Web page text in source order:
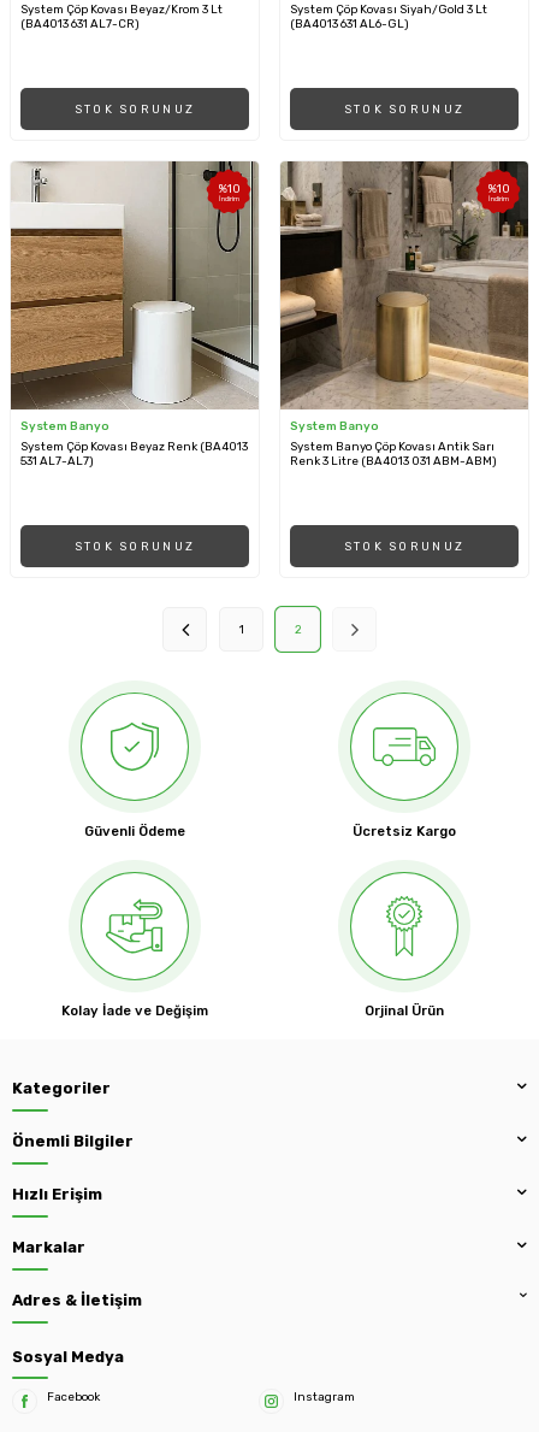
System Çöp Kovası Beyaz/Krom 3 Lt
(BA4013 631 AL7-CR)
STOK SORUNUZ
System Çöp Kovası Siyah/Gold 3 Lt
(BA4013 631 AL6-GL)
STOK SORUNUZ
%10
İndirim
System Banyo
System Çöp Kovası Beyaz Renk (BA4013
531 AL7-AL7)
STOK SORUNUZ
%10
İndirim
System Banyo
System Banyo Çöp Kovası Antik Sarı
Renk 3 Litre (BA4013 031 ABM-ABM)
STOK SORUNUZ
1 2
Güvenli Ödeme Ücretsiz Kargo
Kolay İade ve Değişim Orjinal Ürün
Kategoriler
Önemli Bilgiler
Hızlı Erişim
Markalar
Adres & İletişim
Sosyal Medya
Facebook Instagram